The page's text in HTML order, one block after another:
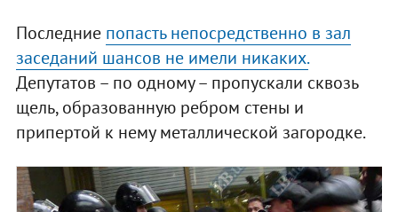
Последние попасть непосредственно в зал
заседаний шансов не имели никаких.
Депутатов – по одному – пропускали сквозь
щель, образованную ребром стены и
припертой к нему металлической загородке.